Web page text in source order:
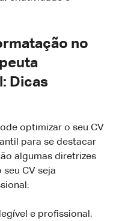
no
Dicas
optimizar o seu CV
para se destacar
algumas diretrizes
CV seja
e profissional,